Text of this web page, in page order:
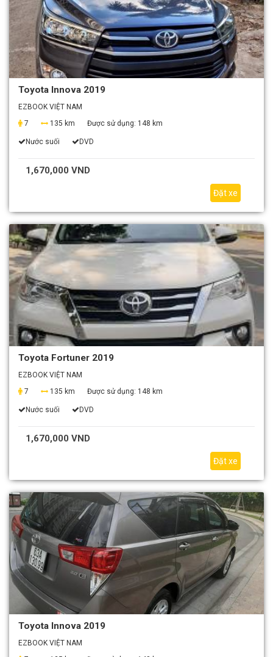
Toyota Innova 2019
EZBOOK VIỆT NAM
7
135 km Được sử dụng: 148 km
Nước suối DVD
1,670,000 VND
Đặt xe
Toyota Fortuner 2019
EZBOOK VIỆT NAM
7
135 km Được sử dụng: 148 km
Nước suối DVD
1,670,000 VND
Đặt xe
Toyota Innova 2019
EZBOOK VIỆT NAM